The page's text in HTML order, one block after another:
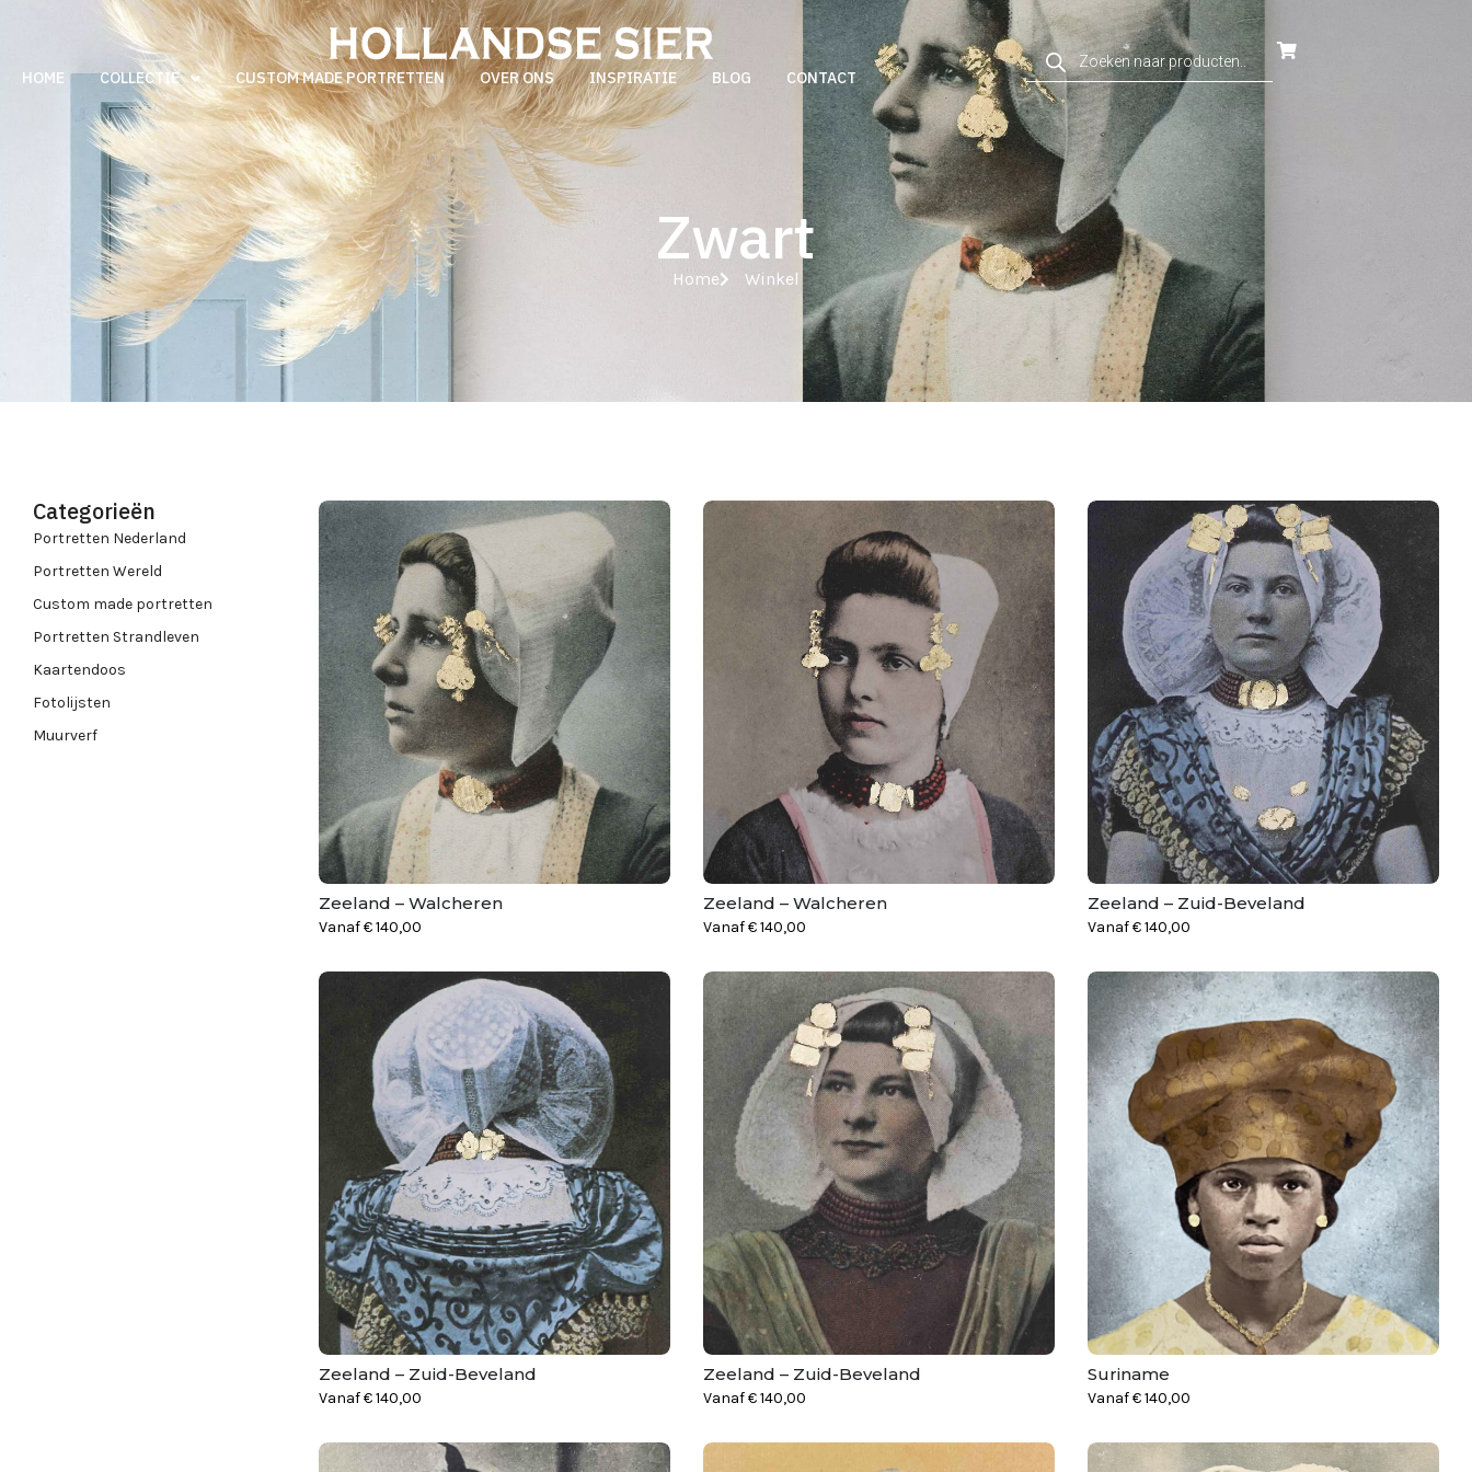
HOME COLLECTIE CUSTOM MADE PORTRETTEN OVER ONS INSPIRATIE BLOG CONTACT
Zwart
Home Winkel
Categorieën
Portretten Nederland
Portretten Wereld
Custom made portretten
Portretten Strandleven
Kaartendoos
Fotolijsten
Muurverf
Zeeland – Walcheren
Vanaf€140,00
Zeeland – Walcheren
Vanaf€140,00
Zeeland – Zuid-Beveland
Vanaf€140,00
Zeeland – Zuid-Beveland
Vanaf€140,00
Zeeland – Zuid-Beveland
Vanaf€140,00
Suriname
Vanaf€140,00